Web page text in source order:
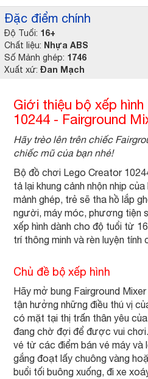
Đặc điểm chính
Độ Tuổi: 16+
Chất liệu: Nhựa ABS
Số Mảnh ghép: 1746
Xuất xứ: Đan Mạch
Giới thiệu bộ xếp
10244 - Fairground
Hãy trèo lên trên chiếc
chiếc mũ của bạn nhé!
Bộ đồ chơi Lego Creator
tả lại khung cảnh nhộn nhịp
mảnh ghép, trẻ sẽ tha hồ lắp
người, máy móc, phương tiện
xếp hình dành cho độ tuổi từ
trí thông minh và rèn luyện tính
Chủ đề bộ xếp hình
Hãy mở bung Fairground
tận hưởng những điều thú vị
có mặt tại thị trấn thân yêu
đang chờ đợi để được vui
vé từ các điểm bán vé máy và
gắng đoạt lấy chuông vàng
buổi tối buông xuống, đi xe